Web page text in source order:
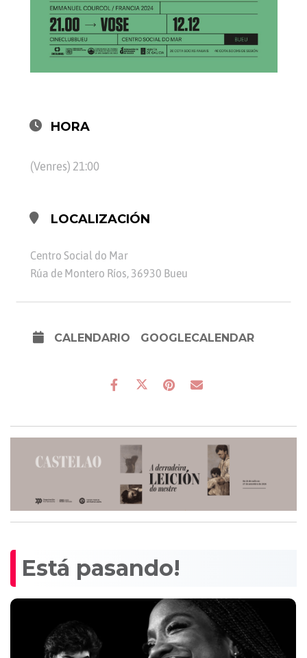
HORA
(Venres) 21:00
LOCALIZACIÓN
Centro Social do Mar
Rúa de Montero Ríos, 36930 Bueu
CALENDARIO GOOGLECALENDAR
Está pasando!